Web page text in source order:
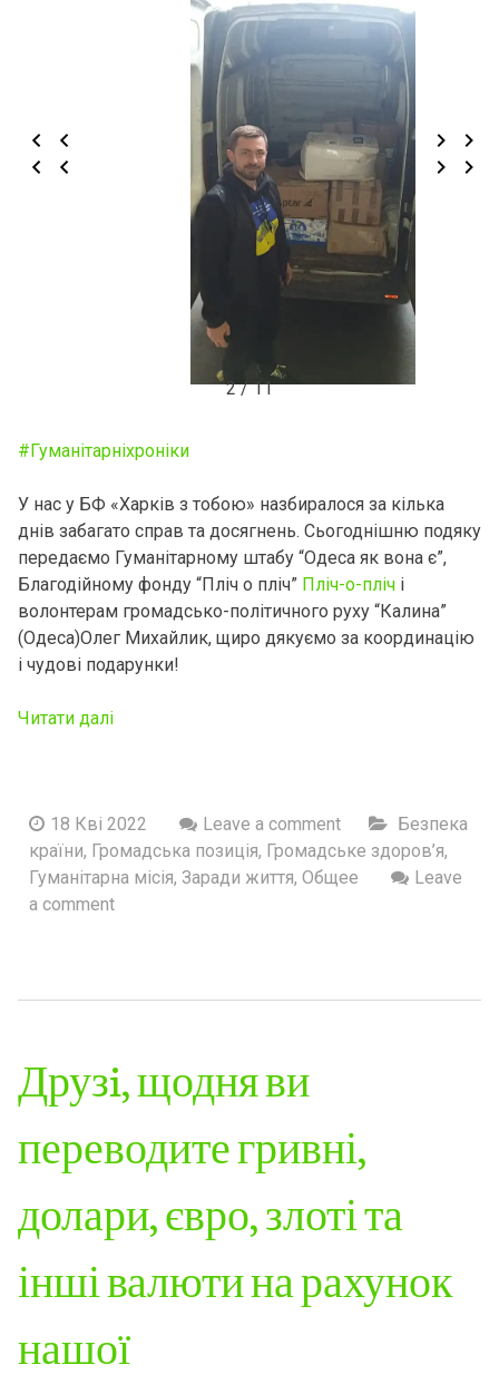
2 / 11
#Гуманiтарнiхронiки
У нас у БФ «Харків з тобою» назбиралося за кілька
днів забагато справ та досягнень. Сьогоднішню подяку
передаємо Гуманітарному штабу “Одеса як вона є”,
Благодійному фонду “Пліч о пліч” Пліч-о-плічі
волонтерам громадсько-політичного руху “Калина”
(Одеса)Олег Михайлик, щиро дякуємо за координацію
і чудові подарунки!
Читати далі
18 Кві 2022 Leave a comment
Безпека
країни, Громадська позиція, Громадське здоров’я,
Гуманітарна місія, Заради життя, Общее
Leave
a comment
Друзi, щодня ви
переводите гривні,
долари, євро, злоті та
інші валюти на рахунок
нашої